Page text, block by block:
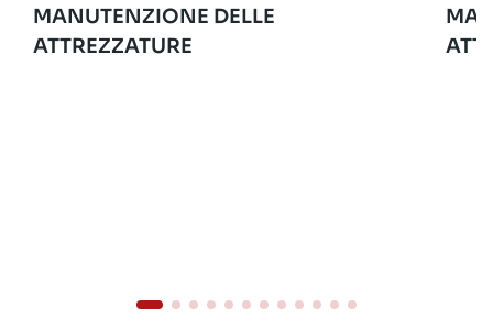
MANUTENZIONE DELLE
ATTREZZATURE